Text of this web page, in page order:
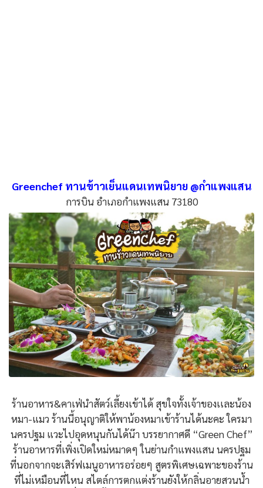
Greenchef ทานข้าวเย็นแดนเทพนิยาย @กำแพงแสน
การบิน อำเภอกำแพงแสน 73180
ร้านอาหาร&คาเฟ่นำสัตว์เลี้ยงเข้าได้ สุขใจทั้งเจ้าของเเละน้อง
หมา-แมว ร้านนี้อนุญาติให้พาน้องหมาเข้าร้านได้นะคะ ใครมา
นครปฐม แวะไปอุดหนุนกันได้น๊า บรรยากาศดี “Green Chef”
ร้านอาหารที่เพิ่งเปิดใหม่หมาดๆ ในย่านกำแพงแสน นครปฐม
ที่นอกจากจะเสิร์ฟเมนูอาหารอร่อยๆ สูตรพิเศษเฉพาะของร้าน
ที่ไม่เหมือนที่ไหน สไตล์การตกแต่งร้านยังให้กลิ่นอายสวนน้ำ